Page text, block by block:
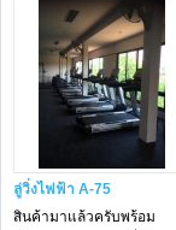
ลู่วิ่งไฟฟ้า A-75
สินค้ามาแล้วครับพร้อม